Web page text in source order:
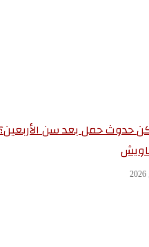
حمل بعد سن الأربعين؟